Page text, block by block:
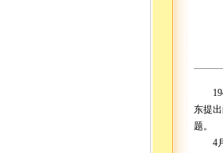
1948
东提
题。
4月